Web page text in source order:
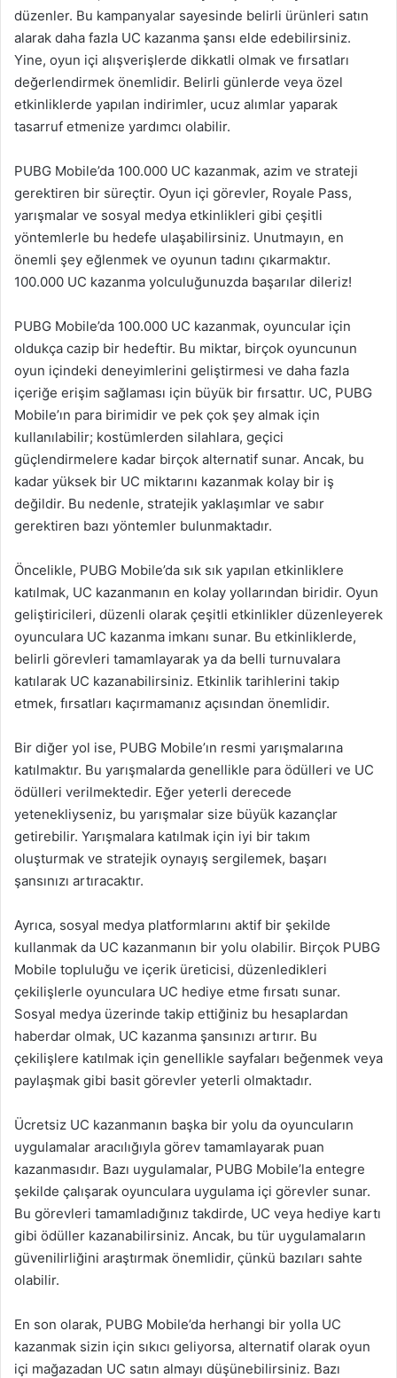
düzenler. Bu kampanyalar sayesinde belirli ürünleri satın
alarak daha fazla UC kazanma şansı elde edebilirsiniz.
Yine, oyun içi alışverişlerde dikkatli olmak ve fırsatları
değerlendirmek önemlidir. Belirli günlerde veya özel
etkinliklerde yapılan indirimler, ucuz alımlar yaparak
tasarruf etmenize yardımcı olabilir.
PUBG Mobile’da 100.000 UC kazanmak, azim ve strateji
gerektiren bir süreçtir. Oyun içi görevler, Royale Pass,
yarışmalar ve sosyal medya etkinlikleri gibi çeşitli
yöntemlerle bu hedefe ulaşabilirsiniz. Unutmayın, en
önemli şey eğlenmek ve oyunun tadını çıkarmaktır.
100.000 UC kazanma yolculuğunuzda başarılar dileriz!
PUBG Mobile’da 100.000 UC kazanmak, oyuncular için
oldukça cazip bir hedeftir. Bu miktar, birçok oyuncunun
oyun içindeki deneyimlerini geliştirmesi ve daha fazla
içeriğe erişim sağlaması için büyük bir fırsattır. UC, PUBG
Mobile’ın para birimidir ve pek çok şey almak için
kullanılabilir; kostümlerden silahlara, geçici
güçlendirmelere kadar birçok alternatif sunar. Ancak, bu
kadar yüksek bir UC miktarını kazanmak kolay bir iş
değildir. Bu nedenle, stratejik yaklaşımlar ve sabır
gerektiren bazı yöntemler bulunmaktadır.
Öncelikle, PUBG Mobile’da sık sık yapılan etkinliklere
katılmak, UC kazanmanın en kolay yollarından biridir. Oyun
geliştiricileri, düzenli olarak çeşitli etkinlikler düzenleyerek
oyunculara UC kazanma imkanı sunar. Bu etkinliklerde,
belirli görevleri tamamlayarak ya da belli turnuvalara
katılarak UC kazanabilirsiniz. Etkinlik tarihlerini takip
etmek, fırsatları kaçırmamanız açısından önemlidir.
Bir diğer yol ise, PUBG Mobile’ın resmi yarışmalarına
katılmaktır. Bu yarışmalarda genellikle para ödülleri ve UC
ödülleri verilmektedir. Eğer yeterli derecede
yetenekliyseniz, bu yarışmalar size büyük kazançlar
getirebilir. Yarışmalara katılmak için iyi bir takım
oluşturmak ve stratejik oynayış sergilemek, başarı
şansınızı artıracaktır.
Ayrıca, sosyal medya platformlarını aktif bir şekilde
kullanmak da UC kazanmanın bir yolu olabilir. Birçok PUBG
Mobile topluluğu ve içerik üreticisi, düzenledikleri
çekilişlerle oyunculara UC hediye etme fırsatı sunar.
Sosyal medya üzerinde takip ettiğiniz bu hesaplardan
haberdar olmak, UC kazanma şansınızı artırır. Bu
çekilişlere katılmak için genellikle sayfaları beğenmek veya
paylaşmak gibi basit görevler yeterli olmaktadır.
Ücretsiz UC kazanmanın başka bir yolu da oyuncuların
uygulamalar aracılığıyla görev tamamlayarak puan
kazanmasıdır. Bazı uygulamalar, PUBG Mobile’la entegre
şekilde çalışarak oyunculara uygulama içi görevler sunar.
Bu görevleri tamamladığınız takdirde, UC veya hediye kartı
gibi ödüller kazanabilirsiniz. Ancak, bu tür uygulamaların
güvenilirliğini araştırmak önemlidir, çünkü bazıları sahte
olabilir.
En son olarak, PUBG Mobile’da herhangi bir yolla UC
kazanmak sizin için sıkıcı geliyorsa, alternatif olarak oyun
içi mağazadan UC satın almayı düşünebilirsiniz. Bazı